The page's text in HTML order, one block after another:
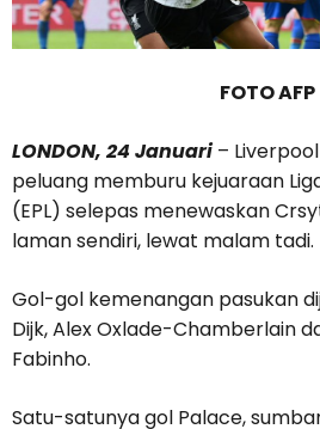
FOTO AFP
LONDON, 24 Januari–
peluang memburu kejuaraan
(EPL) selepas menewaskan
laman sendiri, lewat malam tadi.
Gol-gol kemenangan pasukan
Dijk, Alex Oxlade-Chamberlain
Fabinho.
Satu-satunya gol Palace,